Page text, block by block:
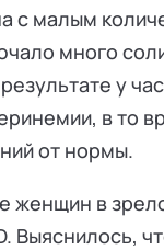
с малым
много
у
в то
от нормы.
женщин в
Выяснилось,